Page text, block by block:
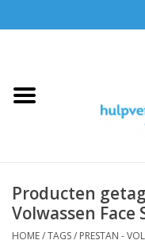
EHBO
Producten
Volwassen Face
HOME/TAGS/ PRESTAN -